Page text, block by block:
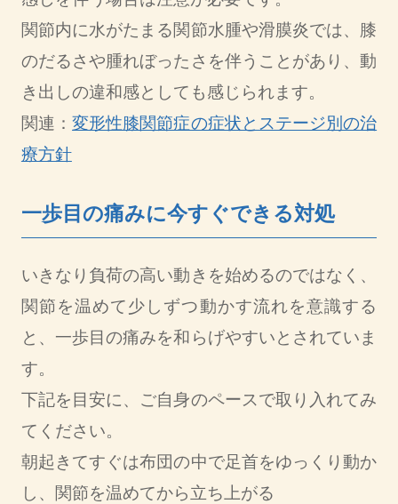
関節内に水がたまる関節水腫や滑膜炎では、膝
のだるさや腫れぼったさを伴うことがあり、動
き出しの違和感としても感じられます。
関連：変形性膝関節症の症状とステージ別の治
療方針
一歩目の痛みに今すぐできる対処
いきなり負荷の高い動きを始めるのではなく、
関節を温めて少しずつ動かす流れを意識する
と、一歩目の痛みを和らげやすいとされていま
す。
下記を目安に、ご自身のペースで取り入れてみ
てください。
朝起きてすぐは布団の中で足首をゆっくり動か
し、関節を温めてから立ち上がる